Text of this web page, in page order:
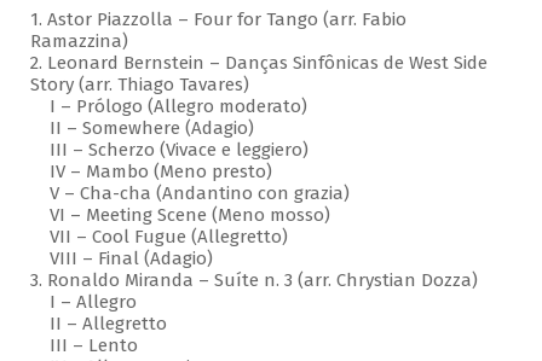
1. Astor Piazzolla – Four for Tango (arr. Fabio
Ramazzina)
2. Leonard Bernstein – Danças Sinfônicas de West Side
Story (arr. Thiago Tavares)
I – Prólogo (Allegro moderato)
II – Somewhere (Adagio)
III – Scherzo (Vivace e leggiero)
IV – Mambo (Meno presto)
V – Cha-cha (Andantino con grazia)
VI – Meeting Scene (Meno mosso)
VII – Cool Fugue (Allegretto)
VIII – Final (Adagio)
3. Ronaldo Miranda – Suíte n. 3 (arr. Chrystian Dozza)
I – Allegro
II – Allegretto
III – Lento